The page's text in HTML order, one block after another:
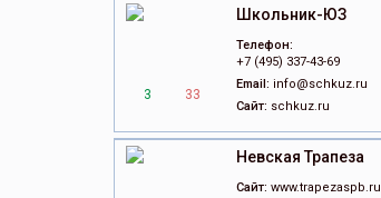
3 33
Школьник-ЮЗ
Телефон:
+7 (495) 337-43-69
Email: info@schkuz.ru
Сайт: schkuz.ru
Невская Трапеза
Сайт: www.trapezaspb.ru